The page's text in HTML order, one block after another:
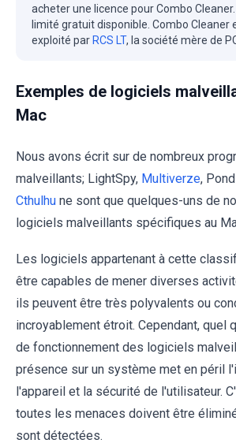
acheter une licence pour Combo Cleaner.
limité gratuit disponible. Combo Cleaner
exploité parRCS LT, la société mère de
Exemples de logiciels
Mac
Nous avons écrit sur de nombreux
malveillants; LightSpy, Multiverze,
Cthulhu ne sont que quelques-uns de
logiciels malveillants spécifiques au
Les logiciels appartenant à cette
être capables de mener diverses
ils peuvent être très polyvalents ou
incroyablement étroit. Cependant, quel
de fonctionnement des logiciels
présence sur un système met en péril
l'appareil et la sécurité de l'utilisateur.
toutes les menaces doivent être
sont détectées.